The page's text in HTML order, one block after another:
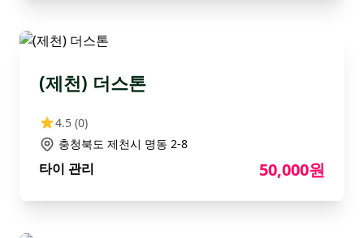
(제천) 더스톤
4.5 (0)
충청북도 제천시 명동 2-8
타이 관리 50,000원